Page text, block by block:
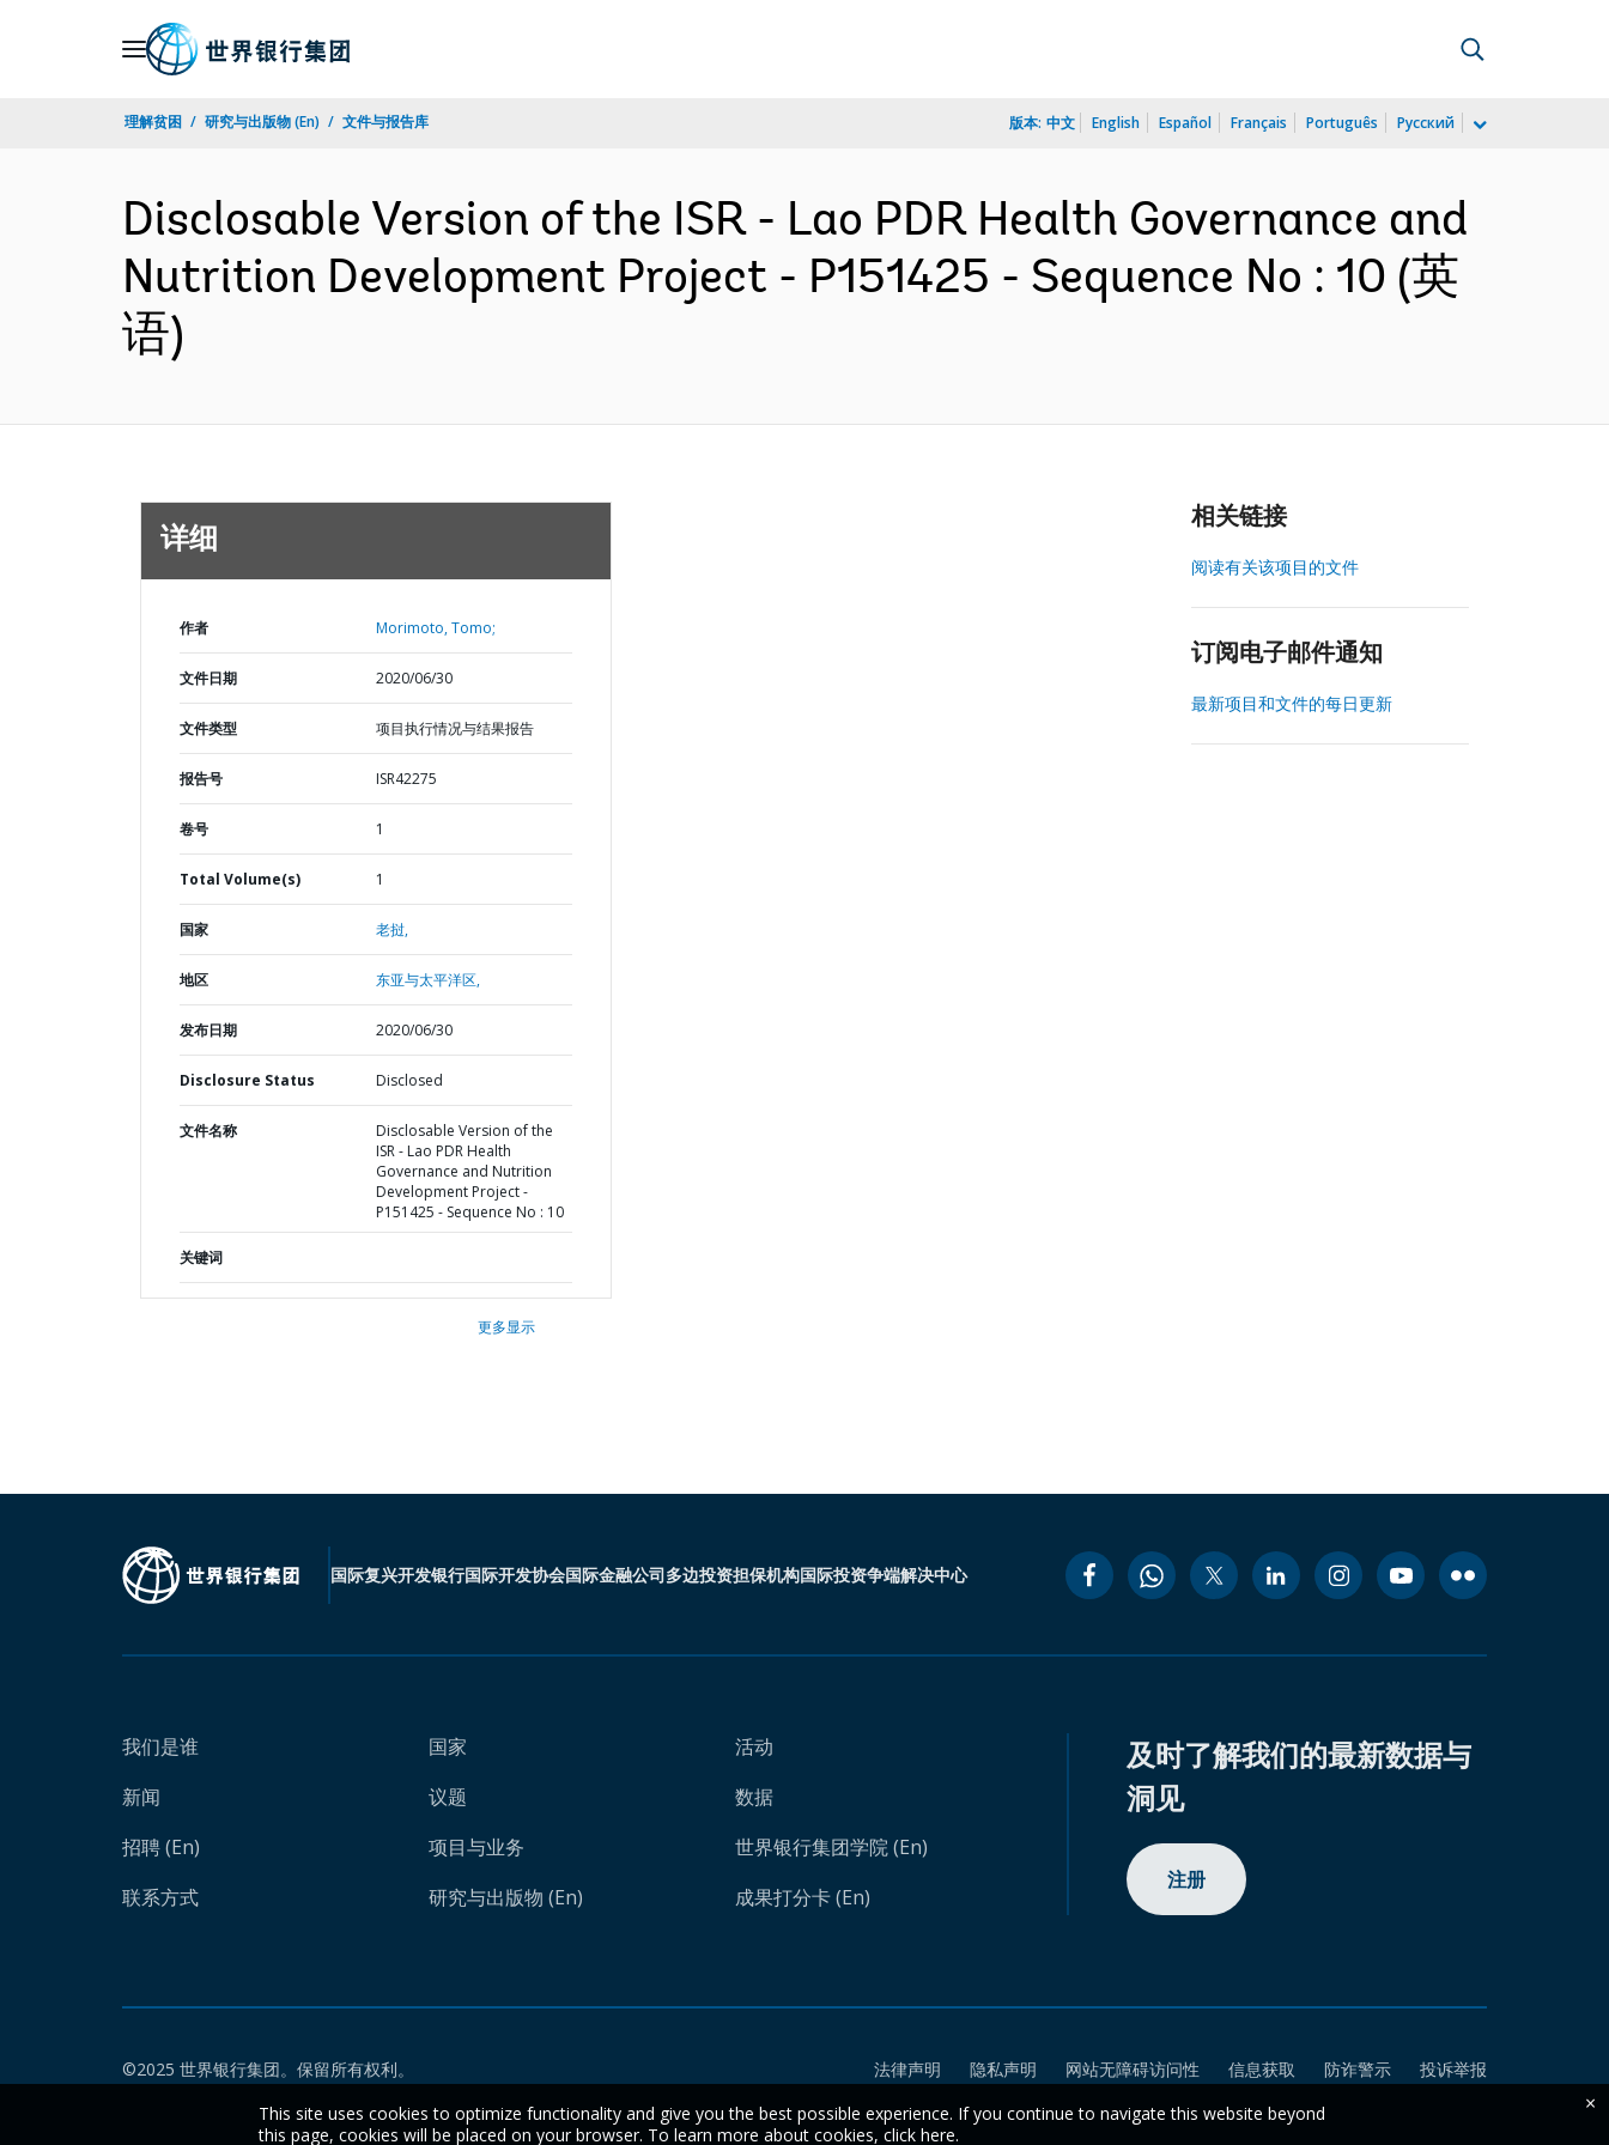
理解贫困 研究与出版物 (En) 文件与报告库 版本: 中文 English Español Français Português Русский
Disclosable Version of the ISR - Lao PDR Health Governance and
Nutrition Development Project - P151425 - Sequence No : 10 (英
语)
详细
作者 Morimoto, Tomo;
文件日期 2020/06/30
文件类型 项目执行情况与结果报告
报告号 ISR42275
卷号 1
Total Volume(s) 1
国家 老挝,
地区 东亚与太平洋区,
发布日期 2020/06/30
Disclosure Status Disclosed
文件名称
Disclosable Version of the
ISR - Lao PDR Health
Governance and Nutrition
Development Project -
P151425 - Sequence No : 10
关键词
更多显示
相关链接
阅读有关该项目的文件
订阅电子邮件通知
最新项目和文件的每日更新
国际复兴开发银行国际开发协会国际金融公司多边投资担保机构国际投资争端解决中心
我们是谁
新闻
招聘 (En)
联系方式
国家
议题
项目与业务
研究与出版物 (En)
活动
数据
世界银行集团学院 (En)
成果打分卡 (En)
及时了解我们的最新数据与
洞见
注册
©2025 世界银行集团。保留所有权利。 法律声明 隐私声明 网站无障碍访问性 信息获取 防诈警示
投诉举报
This site uses cookies to optimize functionality and give you the best possible experience. If you continue to navigate this website beyond
this page, cookies will be placed on your browser. To learn more about cookies, click here.
×